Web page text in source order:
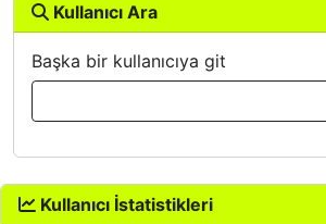
Kullanıcı Ara
Başka bir kullanıcıya git
Kullanıcı İstatistikleri